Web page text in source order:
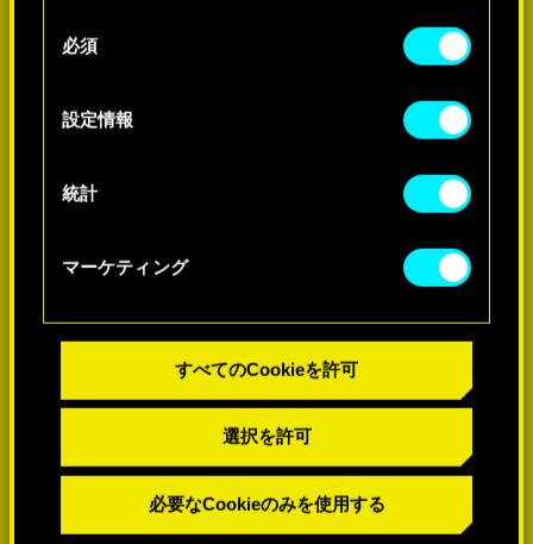
Cookieの使用およびパフォーマンスの変更点に関
する詳細は、下記の「設定」メニューでご確認く
ださい。
必須
設定情報
統計
マーケティング
すべてのCookieを許可
選択を許可
必要なCookieのみを使用する